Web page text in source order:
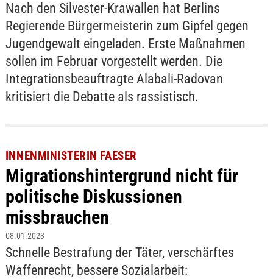
Nach den Silvester-Krawallen hat Berlins
Regierende Bürgermeisterin zum Gipfel gegen
Jugendgewalt eingeladen. Erste Maßnahmen
sollen im Februar vorgestellt werden. Die
Integrationsbeauftragte Alabali-Radovan
kritisiert die Debatte als rassistisch.
INNENMINISTERIN FAESER
Migrationshintergrund nicht für
politische Diskussionen
missbrauchen
08.01.2023
Schnelle Bestrafung der Täter, verschärftes
Waffenrecht, bessere Sozialarbeit: